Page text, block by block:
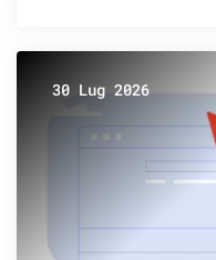
30 Lug 2026